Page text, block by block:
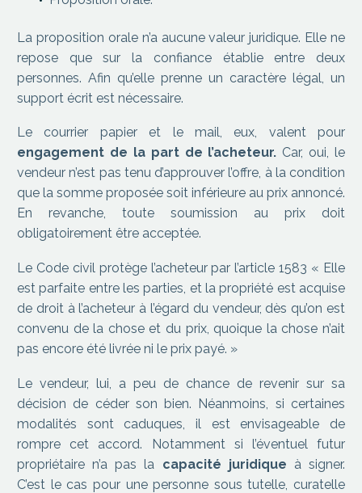
La proposition orale n’a aucune valeur juridique. Elle ne
repose que sur la confiance établie entre deux
personnes. Afin qu’elle prenne un caractère légal, un
support écrit est nécessaire.
Le courrier papier et le mail, eux, valent pour
engagement de la part de l’acheteur. Car, oui, le
vendeur n’est pas tenu d’approuver l’offre, à la condition
que la somme proposée soit inférieure au prix annoncé.
En revanche, toute soumission au prix doit
obligatoirement être acceptée.
Le Code civil protège l’acheteur par l’article 1583 « Elle
est parfaite entre les parties, et la propriété est acquise
de droit à l’acheteur à l’égard du vendeur, dès qu’on est
convenu de la chose et du prix, quoique la chose n’ait
pas encore été livrée ni le prix payé. »
Le vendeur, lui, a peu de chance de revenir sur sa
décision de céder son bien. Néanmoins, si certaines
modalités sont caduques, il est envisageable de
rompre cet accord. Notamment si l’éventuel futur
propriétaire n’a pas la capacité juridique à signer.
C’est le cas pour une personne sous tutelle, curatelle